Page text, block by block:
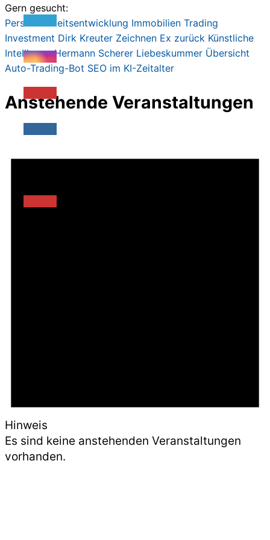
Gern gesucht:
Persönlichkeitsentwicklung Immobilien Trading
Investment Dirk Kreuter Zeichnen Ex zurück Künstliche
Intelligenz Hermann Scherer Liebeskummer Übersicht
Auto-Trading-Bot SEO im KI-Zeitalter
Anstehende Veranstaltungen
Hinweis
Es sind keine anstehenden Veranstaltungen
vorhanden.